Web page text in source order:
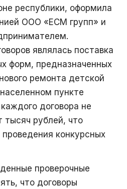
республики, оформила
ООО «ЕСМ групп» и
являлась поставка
форм, предназначенных
ремонта детской
пункте
договора не
тысяч рублей, что
конкурсных
проверочные
что договоры